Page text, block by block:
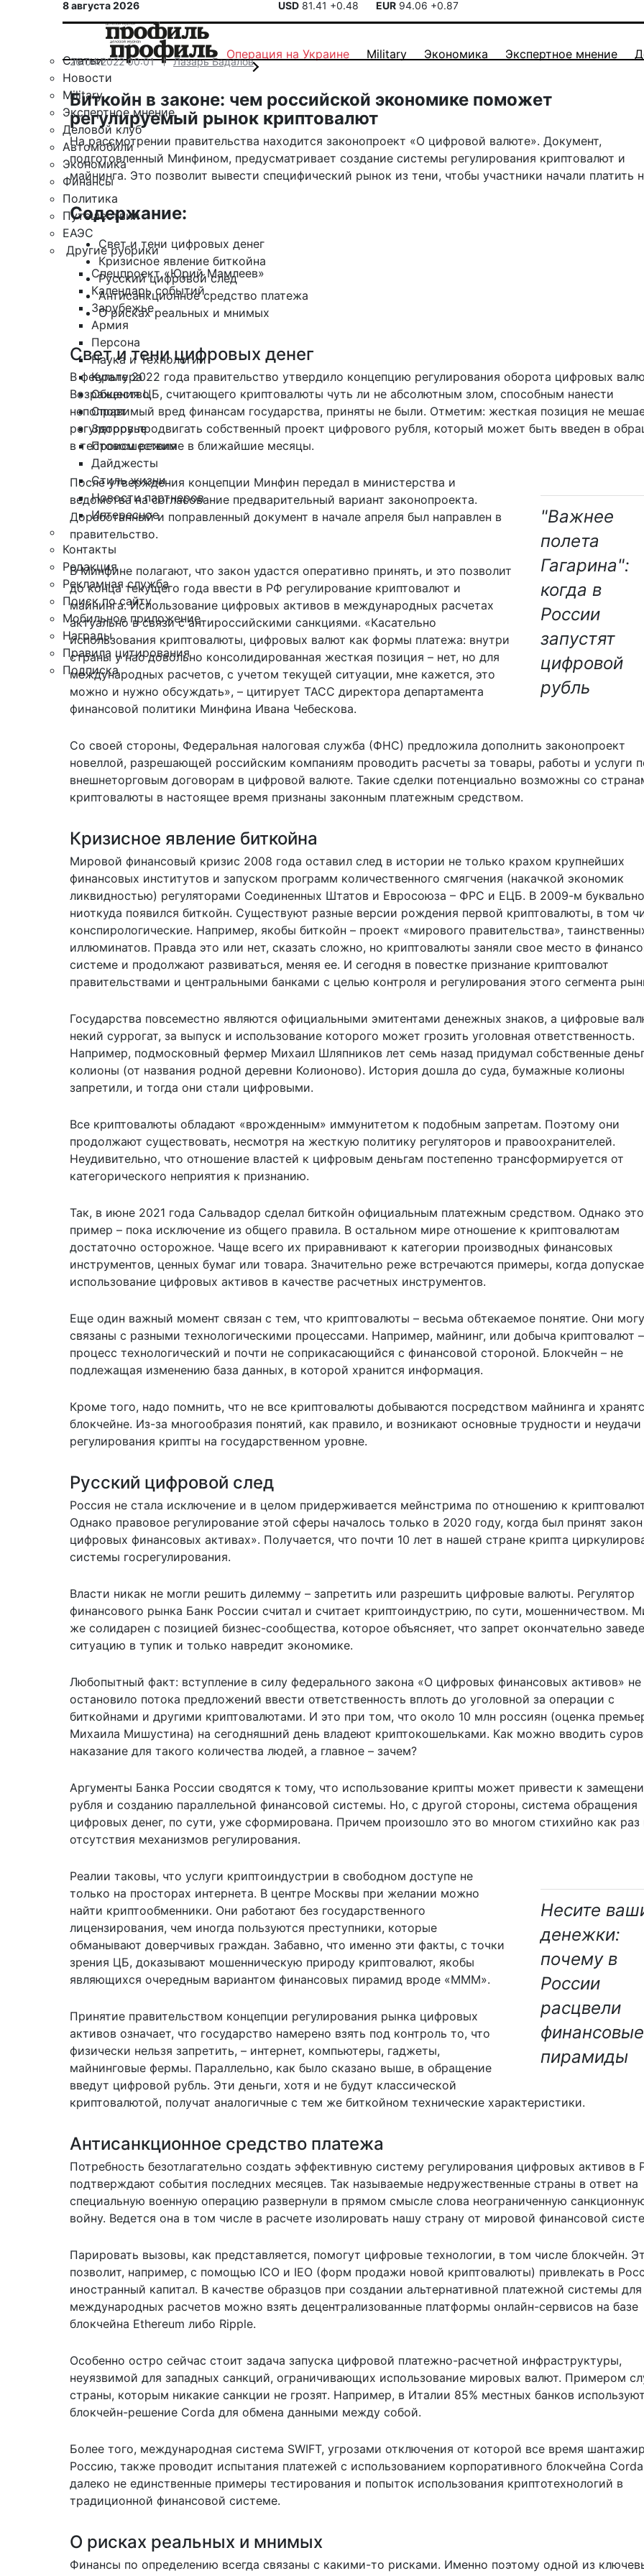
8 августа 2026 USD 81.41 +0.48 EUR 94.06 +0.87
Статьи
Новости
Military
Экспертное мнение
Деловой клуб
Автомобили
Экономика
Финансы
Политика
Путешествия
ЕАЭС
Другие рубрики
Спецпроект «Юрий Мамлеев»
Календарь событий
Зарубежье
Армия
Персона
Наука и Технологии
Культура
Общество
Спорт
Здоровье
Происшествия
Дайджесты
Стиль жизни
Новости партнеров
Интересное
Контакты
Редакция
Рекламная служба
Поиск по сайту
Мобильное приложение
Награды
Правила цитирования
Подписка
Операция на Украине Military Экономика Экспертное мнение
26.04.2022 00:01 Лазарь Бадалов
Биткойн в законе: чем российской экономике поможет
регулируемый рынок криптовалют
На рассмотрении правительства находится законопроект «О цифровой валюте». Документ,
подготовленный Минфином, предусматривает создание системы регулирования криптовалют и
майнинга. Это позволит вывести специфический рынок из тени, чтобы участники начали платить
Содержание:
Свет и тени цифровых денег
Кризисное явление биткойна
Русский цифровой след
Антисанкционное средство платежа
О рисках реальных и мнимых
Свет и тени цифровых денег
В феврале 2022 года правительство утвердило концепцию регулирования оборота цифровых
Возражения ЦБ, считающего криптовалюты чуть ли не абсолютным злом, способным нанести
непоправимый вред финансам государства, приняты не были. Отметим: жесткая позиция не
регулятору продвигать собственный проект цифрового рубля, который может быть введен в
в тестовом режиме в ближайшие месяцы.
"Важнее
полета
Гагарина":
когда в
России
запустят
цифровой
рубль
После утверждения концепции Минфин передал в министерства и
ведомства на согласование предварительный вариант законопроекта.
Доработанный и поправленный документ в начале апреля был направлен в
правительство.
В Минфине полагают, что закон удастся оперативно принять, и это позволит
до конца текущего года ввести в РФ регулирование криптовалют и
майнинга. Использование цифровых активов в международных расчетах
актуально в связи с антироссийскими санкциями. «Касательно
использования криптовалюты, цифровых валют как формы платежа: внутри
страны у нас довольно консолидированная жесткая позиция – нет, но для
международных расчетов, с учетом текущей ситуации, мне кажется, это
можно и нужно обсуждать», – цитирует ТАСС директора департамента
финансовой политики Минфина Ивана Чебескова.
Со своей стороны, Федеральная налоговая служба (ФНС) предложила дополнить законопроект
новеллой, разрешающей российским компаниям проводить расчеты за товары, работы и услуги
внешнеторговым договорам в цифровой валюте. Такие сделки потенциально возможны со
криптовалюты в настоящее время признаны законным платежным средством.
Кризисное явление биткойна
Мировой финансовый кризис 2008 года оставил след в истории не только крахом крупнейших
финансовых институтов и запуском программ количественного смягчения (накачкой экономик
ликвидностью) регуляторами Соединенных Штатов и Евросоюза – ФРС и ЕЦБ. В 2009-м
ниоткуда появился биткойн. Существуют разные версии рождения первой криптовалюты, в том
конспирологические. Например, якобы биткойн – проект «мирового правительства»,
иллюминатов. Правда это или нет, сказать сложно, но криптовалюты заняли свое место в
системе и продолжают развиваться, меняя ее. И сегодня в повестке признание криптовалют
правительствами и центральными банками с целью контроля и регулирования этого сегмента
Государства повсеместно являются официальными эмитентами денежных знаков, а цифровые
некий суррогат, за выпуск и использование которого может грозить уголовная ответственность.
Например, подмосковный фермер Михаил Шляпников лет семь назад придумал собственные
колионы (от названия родной деревни Колионово). История дошла до суда, бумажные колионы
запретили, и тогда они стали цифровыми.
Все криптовалюты обладают «врожденным» иммунитетом к подобным запретам. Поэтому они
продолжают существовать, несмотря на жесткую политику регуляторов и правоохранителей.
Неудивительно, что отношение властей к цифровым деньгам постепенно трансформируется от
категорического неприятия к признанию.
Так, в июне 2021 года Сальвадор сделал биткойн официальным платежным средством. Однако
пример – пока исключение из общего правила. В остальном мире отношение к криптовалютам
достаточно осторожное. Чаще всего их приравнивают к категории производных финансовых
инструментов, ценных бумаг или товара. Значительно реже встречаются примеры, когда
использование цифровых активов в качестве расчетных инструментов.
Еще один важный момент связан с тем, что криптовалюты – весьма обтекаемое понятие. Они
связаны с разными технологическими процессами. Например, майнинг, или добыча криптовалют –
процесс технологический и почти не соприкасающийся с финансовой стороной. Блокчейн – не
подлежащая изменению база данных, в которой хранится информация.
Кроме того, надо помнить, что не все криптовалюты добываются посредством майнинга и
блокчейне. Из-за многообразия понятий, как правило, и возникают основные трудности и неудачи
регулирования крипты на государственном уровне.
Русский цифровой след
Россия не стала исключение и в целом придерживается мейнстрима по отношению к
Однако правовое регулирование этой сферы началось только в 2020 году, когда был принят
цифровых финансовых активах». Получается, что почти 10 лет в нашей стране крипта
системы госрегулирования.
Власти никак не могли решить дилемму – запретить или разрешить цифровые валюты. Регулятор
финансового рынка Банк России считал и считает криптоиндустрию, по сути, мошенничеством.
же солидарен с позицией бизнес-сообщества, которое объясняет, что запрет окончательно
ситуацию в тупик и только навредит экономике.
Любопытный факт: вступление в силу федерального закона «О цифровых финансовых активов» не
остановило потока предложений ввести ответственность вплоть до уголовной за операции с
биткойнами и другими криптовалютами. И это при том, что около 10 млн россиян (оценка
Михаила Мишустина) на сегодняшний день владеют криптокошельками. Как можно вводить
наказание для такого количества людей, а главное – зачем?
Аргументы Банка России сводятся к тому, что использование крипты может привести к
рубля и созданию параллельной финансовой системы. Но, с другой стороны, система обращения
цифровых денег, по сути, уже сформирована. Причем произошло это во многом стихийно как раз
отсутствия механизмов регулирования.
Несите
денежки:
почему в
России
расцвели
финансовые
пирамиды
Реалии таковы, что услуги криптоиндустрии в свободном доступе не
только на просторах интернета. В центре Москвы при желании можно
найти криптообменники. Они работают без государственного
лицензирования, чем иногда пользуются преступники, которые
обманывают доверчивых граждан. Забавно, что именно эти факты, с точки
зрения ЦБ, доказывают мошенническую природу криптовалют, якобы
являющихся очередным вариантом финансовых пирамид вроде «МММ».
Принятие правительством концепции регулирования рынка цифровых
активов означает, что государство намерено взять под контроль то, что
физически нельзя запретить, – интернет, компьютеры, гаджеты,
майнинговые фермы. Параллельно, как было сказано выше, в обращение
введут цифровой рубль. Эти деньги, хотя и не будут классической
криптовалютой, получат аналогичные с тем же биткойном технические характеристики.
Антисанкционное средство платежа
Потребность безотлагательно создать эффективную систему регулирования цифровых активов в
подтверждают события последних месяцев. Так называемые недружественные страны в ответ на
специальную военную операцию развернули в прямом смысле слова неограниченную
войну. Ведется она в том числе в расчете изолировать нашу страну от мировой финансовой
Парировать вызовы, как представляется, помогут цифровые технологии, в том числе блокчейн.
позволит, например, с помощью ICO и IEO (форм продажи новой криптовалюты) привлекать в
иностранный капитал. В качестве образцов при создании альтернативной платежной системы для
международных расчетов можно взять децентрализованные платформы онлайн-сервисов на базе
блокчейна Ethereum либо Ripple.
Особенно остро сейчас стоит задача запуска цифровой платежно-расчетной инфраструктуры,
неуязвимой для западных санкций, ограничивающих использование мировых валют. Примером
страны, которым никакие санкции не грозят. Например, в Италии 85% местных банков используют
блокчейн-решение Corda для обмена данными между собой.
Более того, международная система SWIFT, угрозами отключения от которой все время
Россию, также проводит испытания платежей с использованием корпоративного блокчейна
далеко не единственные примеры тестирования и попыток использования криптотехнологий в
традиционной финансовой системе.
О рисках реальных и мнимых
Финансы по определению всегда связаны с какими-то рисками. Именно поэтому одной из